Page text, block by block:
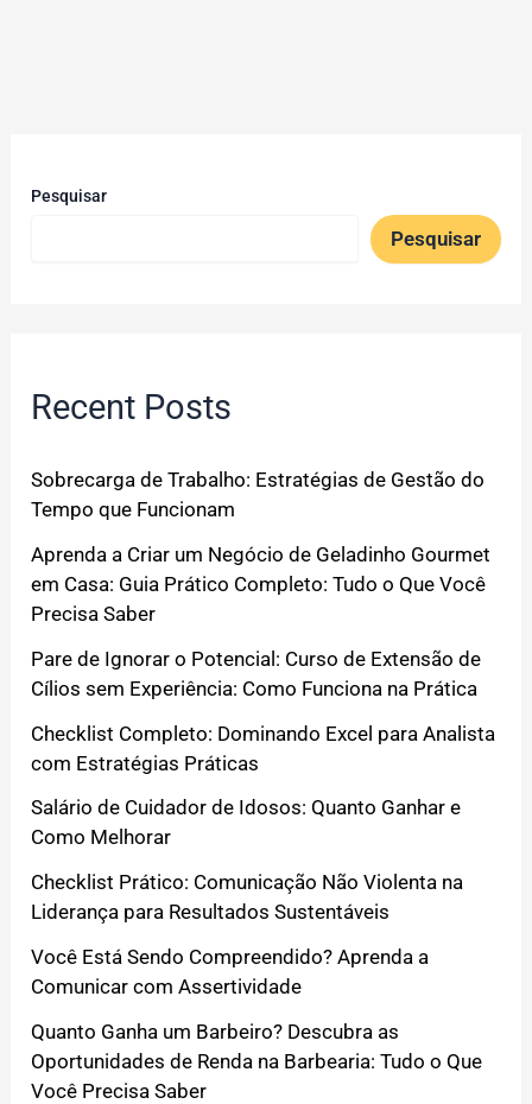
Pesquisar
Pesquisar
Recent Posts
Sobrecarga de Trabalho: Estratégias de Gestão do
Tempo que Funcionam
Aprenda a Criar um Negócio de Geladinho Gourmet
em Casa: Guia Prático Completo: Tudo o Que Você
Precisa Saber
Pare de Ignorar o Potencial: Curso de Extensão de
Cílios sem Experiência: Como Funciona na Prática
Checklist Completo: Dominando Excel para Analista
com Estratégias Práticas
Salário de Cuidador de Idosos: Quanto Ganhar e
Como Melhorar
Checklist Prático: Comunicação Não Violenta na
Liderança para Resultados Sustentáveis
Você Está Sendo Compreendido? Aprenda a
Comunicar com Assertividade
Quanto Ganha um Barbeiro? Descubra as
Oportunidades de Renda na Barbearia: Tudo o Que
Você Precisa Saber